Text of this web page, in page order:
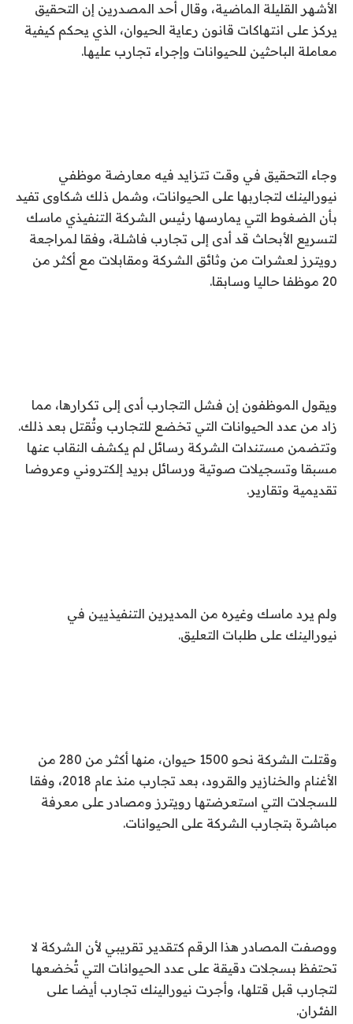
الأشهر القليلة الماضية، وقال أحد المصدرين إن التحقيق
يركز على انتهاكات قانون رعاية الحيوان، الذي يحكم كيفية
معاملة الباحثين للحيوانات وإجراء تجارب عليها.
وجاء التحقيق في وقت تتزايد فيه معارضة موظفي
نيورالينك لتجاربها على الحيوانات، وشمل ذلك شكاوى تفيد
بأن الضغوط التي يمارسها رئيس الشركة التنفيذي ماسك
لتسريع الأبحاث قد أدى إلى تجارب فاشلة، وفقا لمراجعة
رويترز لعشرات من وثائق الشركة ومقابلات مع أكثر من
20 موظفا حاليا وسابقا.
ويقول الموظفون إن فشل التجارب أدى إلى تكرارها، مما
زاد من عدد الحيوانات التي تخضع للتجارب وتُقتل بعد ذلك.
وتتضمن مستندات الشركة رسائل لم يكشف النقاب عنها
مسبقا وتسجيلات صوتية ورسائل بريد إلكتروني وعروضا
تقديمية وتقارير.
ولم يرد ماسك وغيره من المديرين التنفيذيين في
نيورالينك على طلبات التعليق.
وقتلت الشركة نحو 1500 حيوان، منها أكثر من 280 من
الأغنام والخنازير والقرود، بعد تجارب منذ عام 2018، وفقا
للسجلات التي استعرضتها رويترز ومصادر على معرفة
مباشرة بتجارب الشركة على الحيوانات.
ووصفت المصادر هذا الرقم كتقدير تقريبي لأن الشركة لا
تحتفظ بسجلات دقيقة على عدد الحيوانات التي تُخضعها
لتجارب قبل قتلها، وأجرت نيورالينك تجارب أيضا على
الفئران.